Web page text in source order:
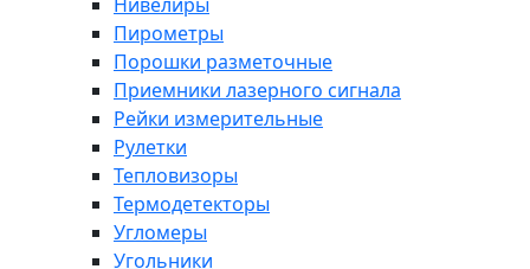
Пирометры
Порошки разметочные
Приемники лазерного сигнала
Рейки измерительные
Рулетки
Тепловизоры
Термодетекторы
Угломеры
Угольники